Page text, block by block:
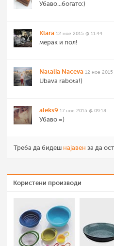
Убаво...богато:)
Klara 12 ное 2015 @ 11:44
мерак и пол!
Natalia Naceva 12 ное 2015
Ubava rabota!)
aleks9 17 ное 2015 @ 09:18
Убаво =)
Треба да бидеш најавен за да
Користени производи